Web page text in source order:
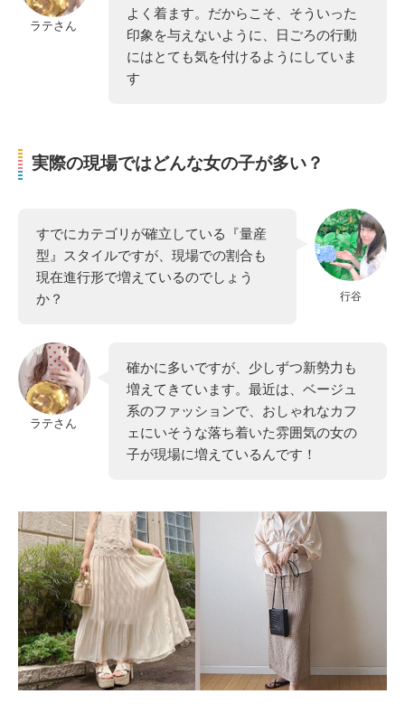
ラテさん
よく着ます。だからこそ、そういった
印象を与えないように、日ごろの行動
にはとても気を付けるようにしていま
す
実際の現場ではどんな女の子が多い？
行谷
すでにカテゴリが確立している『量産
型』スタイルですが、現場での割合も
現在進行形で増えているのでしょう
か？
ラテさん
確かに多いですが、少しずつ新勢力も
増えてきています。最近は、ベージュ
系のファッションで、おしゃれなカフ
ェにいそうな落ち着いた雰囲気の女の
子が現場に増えているんです！